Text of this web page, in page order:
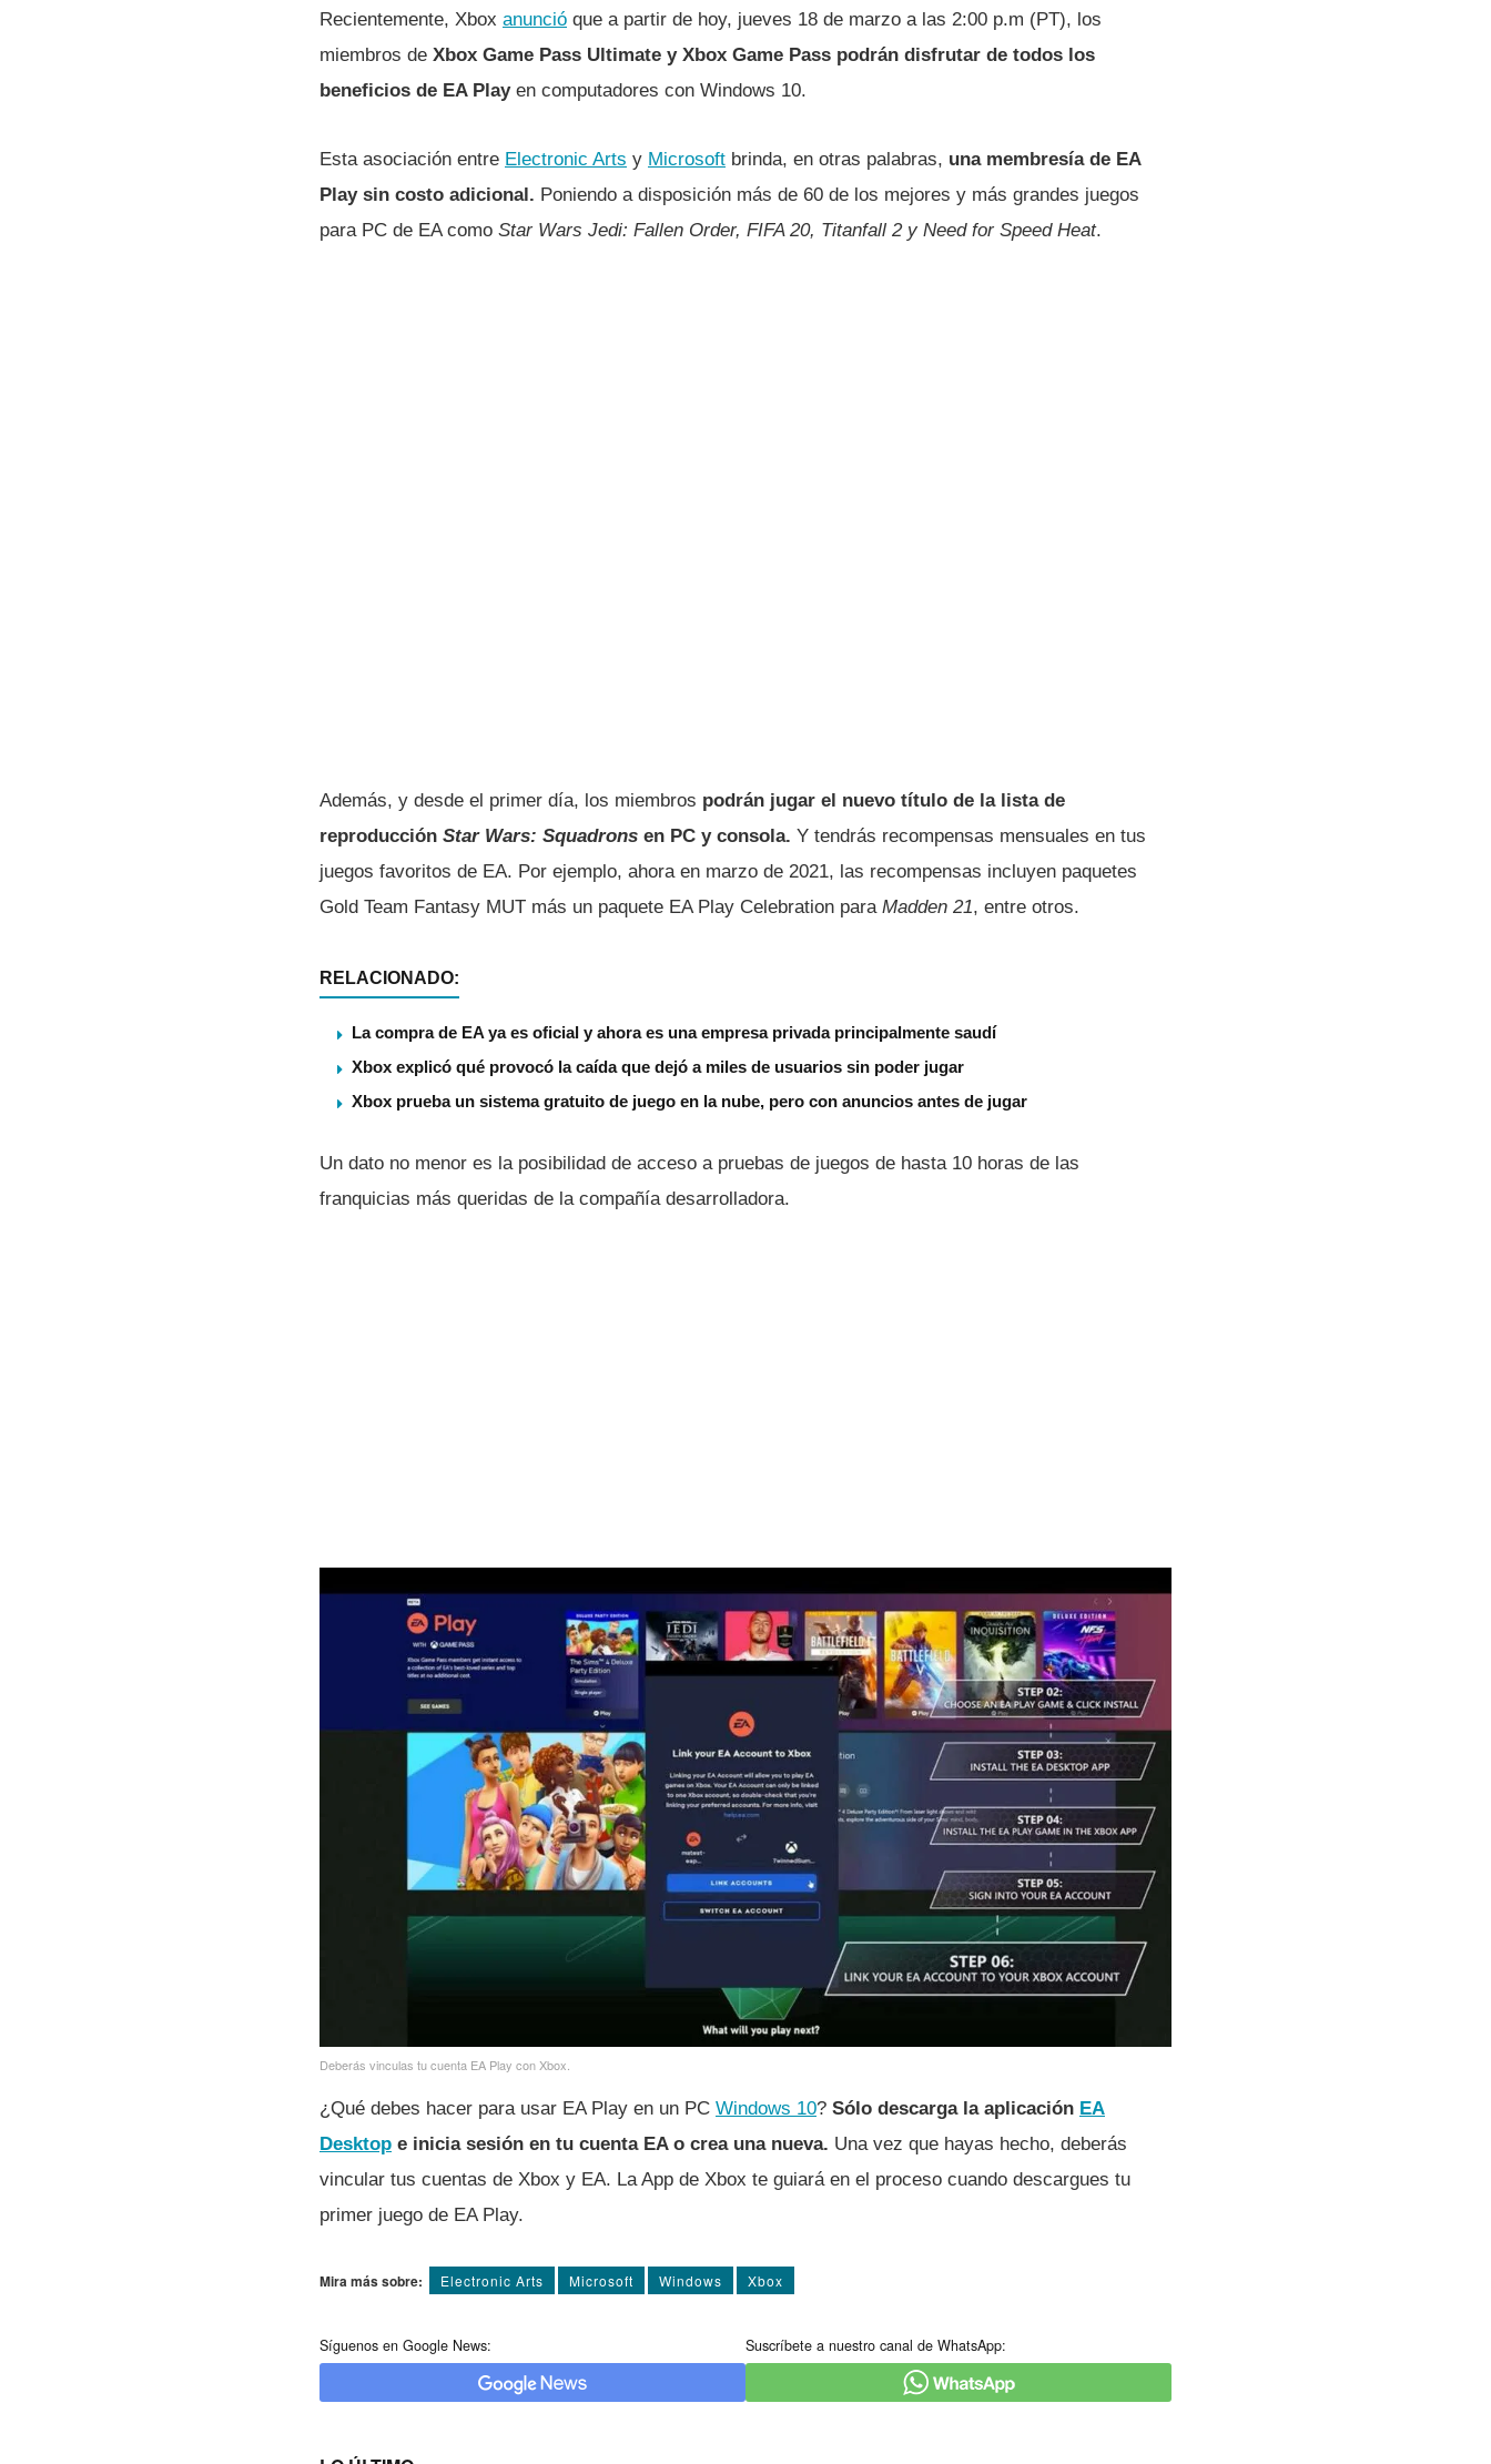
Recientemente, Xbox anunció que a partir de hoy, jueves 18 de marzo a las 2:00 p.m (PT), los
miembros de Xbox Game Pass Ultimate y Xbox Game Pass podrán disfrutar de todos los
beneficios de EA Playen computadores con Windows 10.
Esta asociación entre Electronic Arts y Microsoft brinda, en otras palabras, una membresía de EA
Play sin costo adicional. Poniendo a disposición más de 60 de los mejores y más grandes juegos
para PC de EA como Star Wars Jedi: Fallen Order, FIFA 20, Titanfall 2 y Need for Speed ​​Heat.
Además, y desde el primer día, los miembros podrán jugar el nuevo título de la lista de
reproducción Star Wars: Squadrons en PC y consola. Y tendrás recompensas mensuales en tus
juegos favoritos de EA. Por ejemplo, ahora en marzo de 2021, las recompensas incluyen paquetes
Gold Team Fantasy MUT más un paquete EA Play Celebration para Madden 21, entre otros.
RELACIONADO:
La compra de EA ya es oficial y ahora es una empresa privada principalmente saudí
Xbox explicó qué provocó la caída que dejó a miles de usuarios sin poder jugar
Xbox prueba un sistema gratuito de juego en la nube, pero con anuncios antes de jugar
Un dato no menor es la posibilidad de acceso a pruebas de juegos de hasta 10 horas de las
franquicias más queridas de la compañía desarrolladora.
Deberás vinculas tu cuenta EA Play con Xbox.
¿Qué debes hacer para usar EA Play en un PC Windows 10? Sólo descarga la aplicación EA
Desktop e inicia sesión en tu cuenta EA o crea una nueva. Una vez que hayas hecho, deberás
vincular tus cuentas de Xbox y EA. La App de Xbox te guiará en el proceso cuando descargues tu
primer juego de EA Play.
Mira más sobre: Electronic Arts Microsoft Windows Xbox
Síguenos en Google News: Suscríbete a nuestro canal de WhatsApp: